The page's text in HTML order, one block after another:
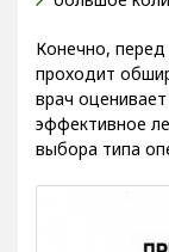
Конечно,
проходит
врач
эффективное
выбора типа